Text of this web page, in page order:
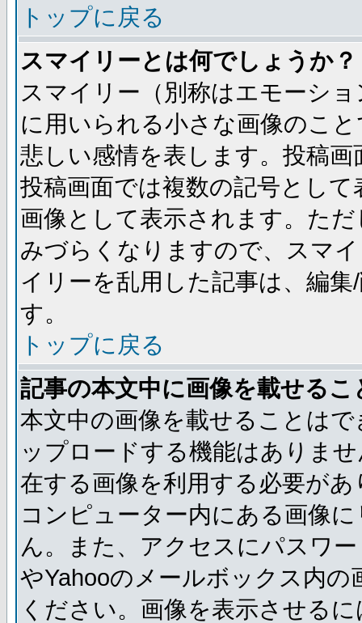
トップに戻る
スマイリーとは何でしょうか？
スマイリー（別称はエモーシ
に用いられる小さな画像のこ
悲しい感情を表します。投稿
投稿画面では複数の記号とし
画像として表示されます。た
みづらくなりますので、スマ
イリーを乱用した記事は、編
す。
トップに戻る
記事の本文中に画像を載せる
本文中の画像を載せることは
ップロードする機能はありま
在する画像を利用する必要が
コンピューター内にある画像
ん。また、アクセスにパスワ
やYahooのメールボックス内
ください。画像を表示させる